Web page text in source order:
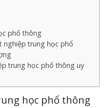
phổ thông
nghiệp trung học phổ
trung học phổ thông uy
học phổ thông